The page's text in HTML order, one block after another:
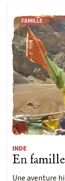
FAMILLE
INDE
En
Une aventure